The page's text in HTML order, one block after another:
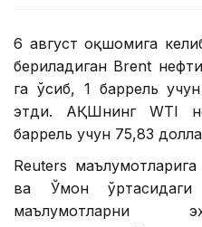
6 август оқшомига
бериладиган Brent
га ўсиб, 1 баррель
этди. АҚШнинг WTI
баррель учун 75,83
Reuters
ва Ўмон ўртасидаги
маълумотларни